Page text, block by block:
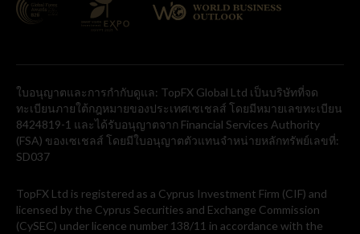
ใบอนุญาตและการกำกับดูแล: TopFX Global Ltd เป็นบริษัทที่จด
ทะเบียนภายใต้กฎหมายของประเทศเซเชลส์ โดยมีหมายเลขทะเบียน
8424819-1 และได้รับอนุญาตจาก Financial Services Authority
(FSA) ของเซเชลส์ โดยมีใบอนุญาตตัวแทนจำหน่ายหลักทรัพย์เลขที่:
SD037
TopFX Ltd is registered as a Cyprus Investment Firm (CIF) and
licensed by the Cyprus Securities and Exchange Commission
(CySEC) under licence number 138/11 in accordance with the